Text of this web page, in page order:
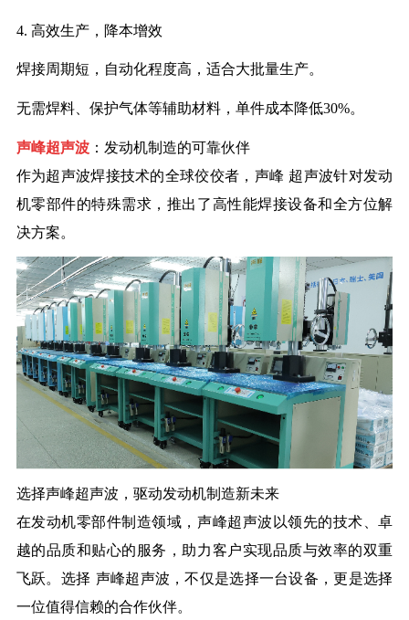
4. 高效生产，降本增效
焊接周期短，自动化程度高，适合大批量生产。
无需焊料、保护气体等辅助材料，单件成本降低30%。
声峰超声波：发动机制造的可靠伙伴
作为超声波焊接技术的全球佼佼者 ， 声峰 超声波针对发动
机零部件的特殊需求，推出了高性能焊接设备和全方位解
决方案。
选择声峰超声波，驱动发动机制造新未来
在发动机零部件制造领域， 声峰超声波以领先的技术、卓
越的品质和贴心的服务，助力客户实现品质与效率的双重
飞跃。选择 声峰超声波，不仅是选择一台设备，更是选择
一位值得信赖的合作伙伴。